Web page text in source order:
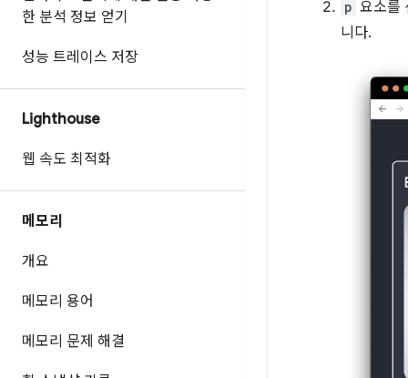
한 분석 정보 얻기
성능 트레이스 저장
Lighthouse
웹 속도 최적화
메모리
개요
메모리 용어
메모리 문제 해결
p 요소를
니다.